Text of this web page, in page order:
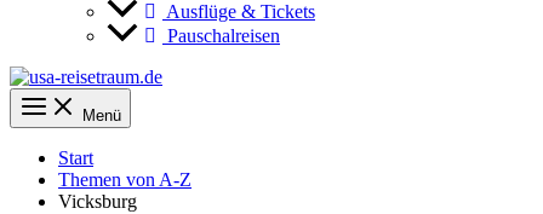
Ausflüge & Tickets
Pauschalreisen
Menü
Start
Themen von A-Z
Vicksburg